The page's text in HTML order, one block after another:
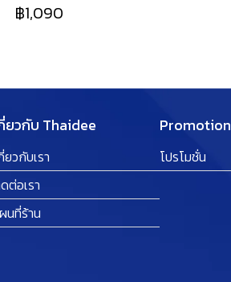
฿1,090
ยวกับ Thaidee
ยวกับเรา
ต่อเรา
นที่ร้าน
Promotion
โปรโมชั่น